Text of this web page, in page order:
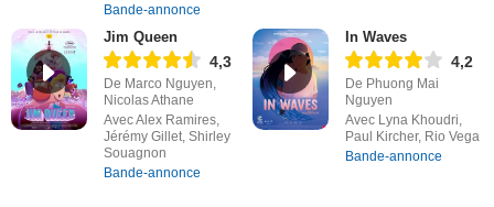
Bande-annonce
Jim Queen
4,3
De Marco Nguyen,
Nicolas Athane
Avec Alex Ramires,
Jérémy Gillet, Shirley
Souagnon
Bande-annonce
In Waves
4,2
De Phuong Mai
Nguyen
Avec Lyna Khoudri,
Paul Kircher, Rio Vega
Bande-annonce